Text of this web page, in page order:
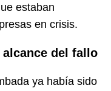
estaban
en crisis.
del fallo
ya había sido